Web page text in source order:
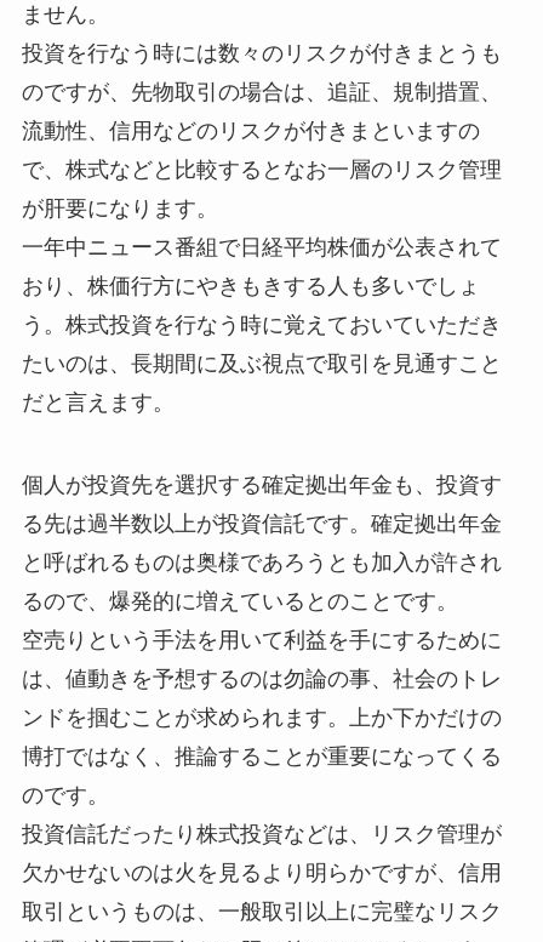
ません。
投資を行なう時には数々のリスクが付きまとうも
のですが、先物取引の場合は、追証、規制措置、
流動性、信用などのリスクが付きまといますの
で、株式などと比較するとなお一層のリスク管理
が肝要になります。
一年中ニュース番組で日経平均株価が公表されて
おり、株価行方にやきもきする人も多いでしょ
う。株式投資を行なう時に覚えておいていただき
たいのは、長期間に及ぶ視点で取引を見通すこと
だと言えます。
個人が投資先を選択する確定拠出年金も、投資す
る先は過半数以上が投資信託です。確定拠出年金
と呼ばれるものは奥様であろうとも加入が許され
るので、爆発的に増えているとのことです。
空売りという手法を用いて利益を手にするために
は、値動きを予想するのは勿論の事、社会のトレ
ンドを掴むことが求められます。上か下かだけの
博打ではなく、推論することが重要になってくる
のです。
投資信託だったり株式投資などは、リスク管理が
欠かせないのは火を見るより明らかですが、信用
取引というものは、一般取引以上に完璧なリスク